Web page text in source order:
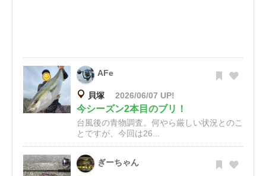
AFe
貝塚 2026/06/07 UP!
今シーズン2本目のブリ！
台風後の青物調査。何やら厳しい状況とのこ
とですが、今回は26...
ぎーちゃん